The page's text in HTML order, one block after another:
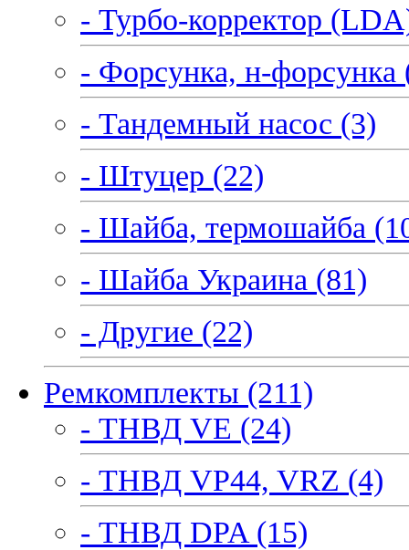
- Турбо-корректор
- Форсунка, н-форсунка
- Тандемный насос (3)
- Штуцер (22)
- Шайба, термошайба
- Шайба Украина (81)
- Другие (22)
Ремкомплекты (211)
- ТНВД VE (24)
- ТНВД VP44, VRZ (4)
- ТНВД DPA (15)